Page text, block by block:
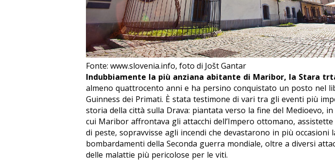
Fonte: www.slovenia.info, foto di Jošt Gantar
Indubbiamente la più anziana abitante di Maribor, la Stara
almeno quattrocento anni e ha persino conquistato un posto nel
Guinness dei Primati. È stata testimone di vari tra gli eventi più
storia della città sulla Drava: piantata verso la fine del Medioevo,
cui Maribor affrontava gli attacchi dell’Impero ottomano, assistette
di peste, sopravvisse agli incendi che devastarono in più occasioni
bombardamenti della Seconda guerra mondiale, oltre a diversi
delle malattie più pericolose per le viti.